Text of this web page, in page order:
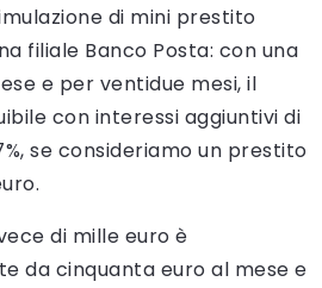
di mini prestito
filiale Banco Posta: con una
e per ventidue mesi, il
con interessi aggiuntivi di
se consideriamo un prestito
di mille euro è
da cinquanta euro al mese e